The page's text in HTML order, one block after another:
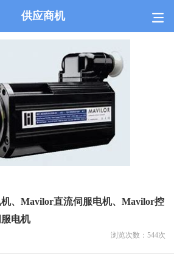
供应商机
、Mavilor直流伺服电机、Mavilor控
电机
浏览次数： 544次